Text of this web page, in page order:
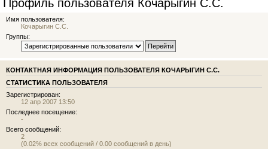
Профиль пользователя Кочарыгин С.С.
Имя пользователя:
Кочарыгин С.С.
Группы:
КОНТАКТНАЯ ИНФОРМАЦИЯ ПОЛЬЗОВАТЕЛЯ КОЧАРЫГИН С.С.
СТАТИСТИКА ПОЛЬЗОВАТЕЛЯ
Зарегистрирован:
12 апр 2007 13:50
Последнее посещение:
-
Всего сообщений:
2
(0.02% всех сообщений / 0.00 сообщений в день)